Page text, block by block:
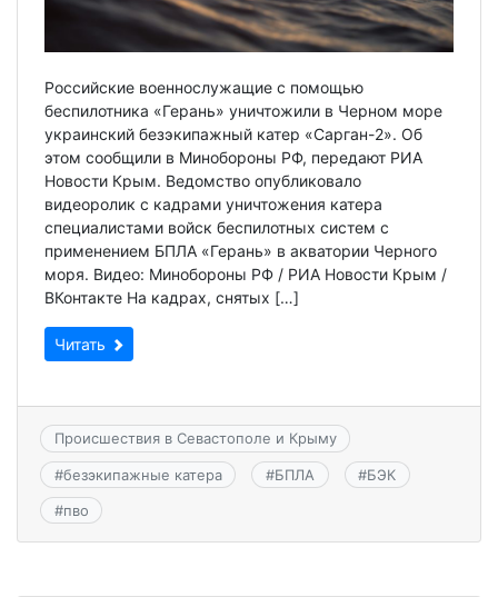
Российские военнослужащие с помощью
беспилотника «Герань» уничтожили в Черном море
украинский безэкипажный катер «Сарган-2». Об
этом сообщили в Минобороны РФ, передают РИА
Новости Крым. Ведомство опубликовало
видеоролик с кадрами уничтожения катера
специалистами войск беспилотных систем с
применением БПЛА «Герань» в акватории Черного
моря. Видео: Минобороны РФ / РИА Новости Крым /
ВКонтакте На кадрах, снятых […]
Читать
Происшествия в Севастополе и Крыму
#безэкипажные катера #БПЛА #БЭК
#пво